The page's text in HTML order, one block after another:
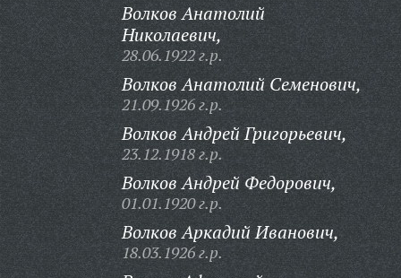
Волков Анатолий
Николаевич,
28.06.1922 г.р.
Волков Анатолий Семенович,
21.09.1926 г.р.
Волков Андрей Григорьевич,
23.12.1918 г.р.
Волков Андрей Федорович,
01.01.1920 г.р.
Волков Аркадий Иванович,
18.03.1926 г.р.